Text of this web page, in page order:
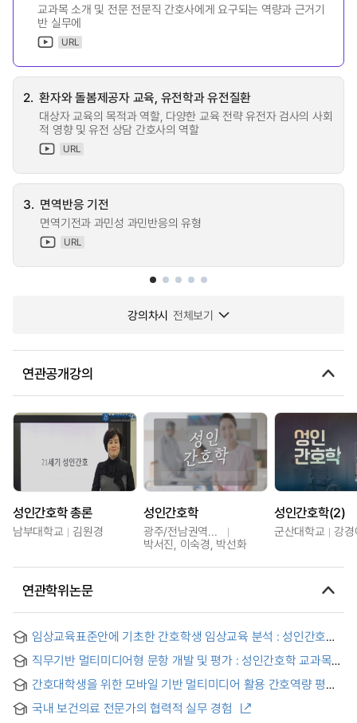
교과목 소개 및 전문 전문직 간호사에게 요구되는 역량과 근거기
반 실무에
URL
2. 환자와 돌봄제공자 교육, 유전학과 유전질환
대상자 교육의 목적과 역할, 다양한 교육 전략 유전자 검사의 사회
적 영향 및 유전 상담 간호사의 역할
URL
3. 면역반응 기전
면역기전과 과민성 과민반응의 유형
URL
강의차시 전체보기
연관공개강의
성인간호학 총론
남부대학교 김원경
성인간호학
광주/전남권역센터
박서진, 이숙경, 박선화
성인간호학(2)
군산대학교 강
연관학위논문
임상교육표준안에 기초한 간호학생 임상교육 분석 : 성인간호학
education based on a standard of clinical nursing
education : focusing on adult nursing
직무기반 멀티미디어형 문항 개발 및 평가 : 성인간호학 교과목을
간호대학생을 위한 모바일 기반 멀티미디어 활용 간호역량 평가
based, Multimedia-utilized, Nursing Competency
국내 보건의료 전문가의 협력적 실무 경험